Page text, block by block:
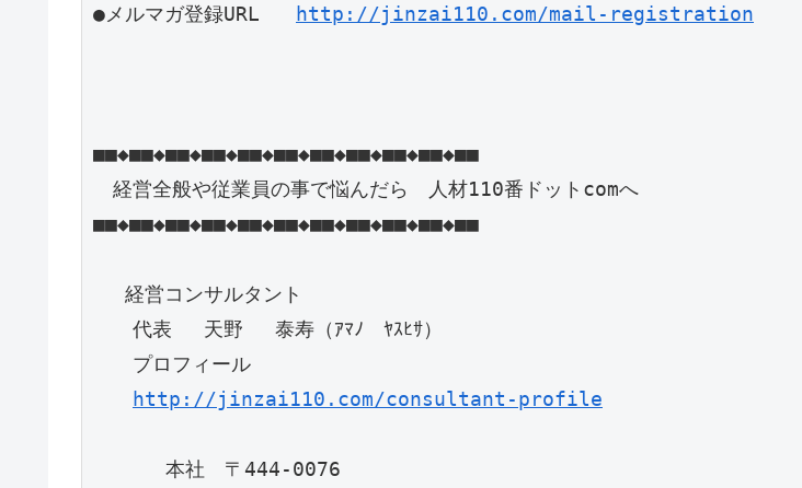
●メルマガ登録URL http://jinzai110.com/mail-registration
■■◆■■◆■■◆■■◆■■◆■■◆■■◆■■◆■■◆■■◆■■
経営全般や従業員の事で悩んだら　人材110番ドットcomへ
■■◆■■◆■■◆■■◆■■◆■■◆■■◆■■◆■■◆■■◆■■
経営コンサルタント
代表　 天野 　泰寿（ｱﾏﾉ　ﾔｽﾋｻ）
プロフィール
http://jinzai110.com/consultant-profile
      本社　〒444-0076